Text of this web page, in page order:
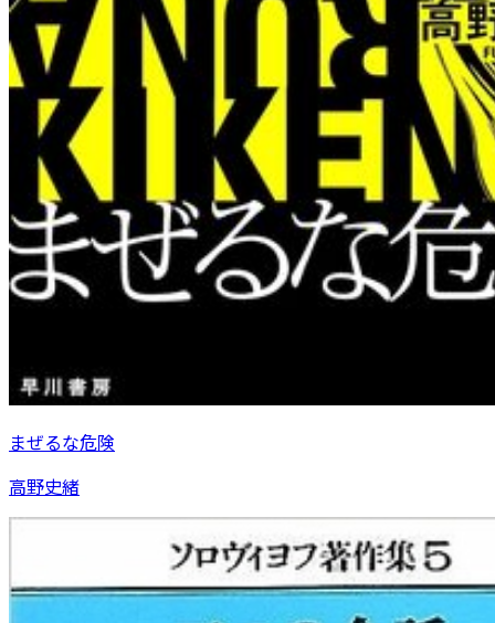
まぜるな危険
高野史緒